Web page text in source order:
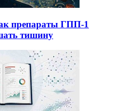
препараты ГПП-1
тишину